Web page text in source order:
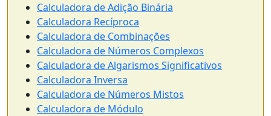
Calculadora de Adição Binária
Calculadora Recíproca
Calculadora de Combinações
Calculadora de Números Complexos
Calculadora de Algarismos Significativos
Calculadora Inversa
Calculadora de Números Mistos
Calculadora de Módulo